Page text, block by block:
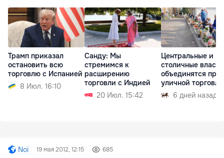
Трамп приказал
остановить всю
торговлю с Испанией
8 Июл. 16:10
Санду: Мы
стремимся к
расширению
торговли с Индией
20 Июл. 15:42
Центральные и
столичные власти
объединятся
уличной торговли
6 дней назад
Noi 19 мая 2012, 12:15 685